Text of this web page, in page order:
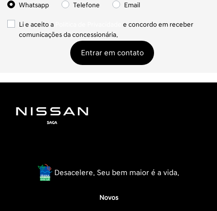
Whatsapp Telefone Email
Li e aceito a
e concordo em receber
comunicações da concessionária.
Entrar em contato
Desacelere. Seu bem maior é a vida.
Novos